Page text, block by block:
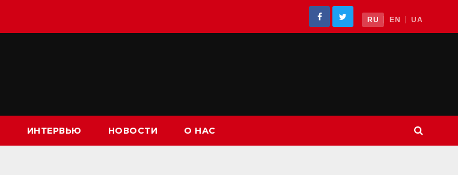
RU EN UA
ИНТЕРВЬЮ НОВОСТИ О НАС